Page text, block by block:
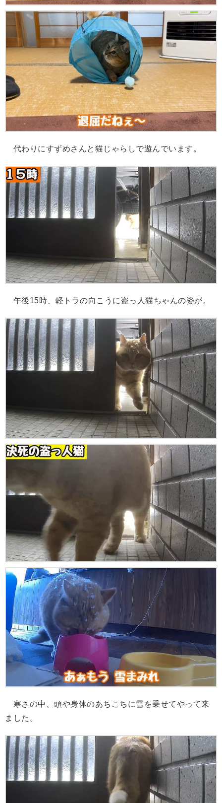
代わりにすずめさんと猫じゃらしで遊んでいます。
午後15時、軽トラの向こうに盗っ人猫ちゃんの姿が。
寒さの中、頭や身体のあちこちに雪を乗せてやって来
ました。